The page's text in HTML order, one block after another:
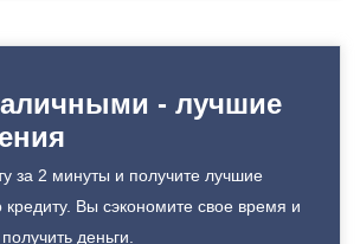
Возраст заемщика
Документы и
подтверждения дохода
Единоразовая комиссия:
Ежемесячная комиссия:
Залог: Без залога
Способ погашения:
Aннуитет
- лучшие
за 2 минуты и получите лучшие
Вы сэкономите свое время и
деньги.